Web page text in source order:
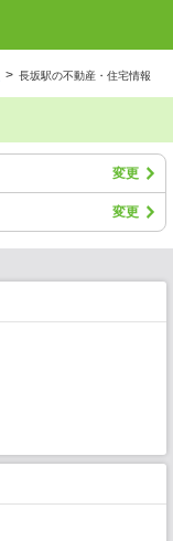
長坂駅の不動産・住宅情報
変更
変更